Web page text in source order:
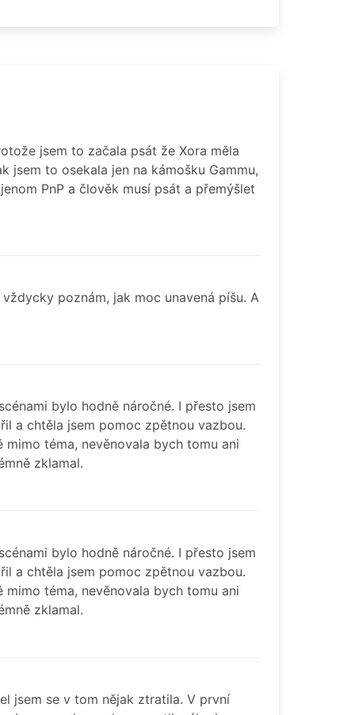
jsem to začala psát že Xora měla
jsem to osekala jen na kámošku Gammu,
PnP a člověk musí psát a přemýšlet
poznám, jak moc unavená píšu. A
bylo hodně náročné. I přesto jsem
a chtěla jsem pomoc zpětnou vazbou.
téma, nevěnovala bych tomu ani
zklamal.
bylo hodně náročné. I přesto jsem
a chtěla jsem pomoc zpětnou vazbou.
téma, nevěnovala bych tomu ani
zklamal.
jsem se v tom nějak ztratila. V první